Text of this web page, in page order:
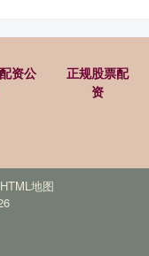
资公
正规股票配
资
HTML地图